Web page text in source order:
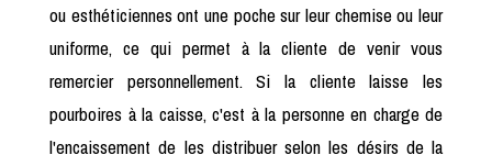
ou esthéticiennes ont une poche sur leur chemise ou leur
uniforme, ce qui permet à la cliente de venir vous
remercier personnellement. Si la cliente laisse les
pourboires à la caisse, c'est à la personne en charge de
l'encaissement de les distribuer selon les désirs de la